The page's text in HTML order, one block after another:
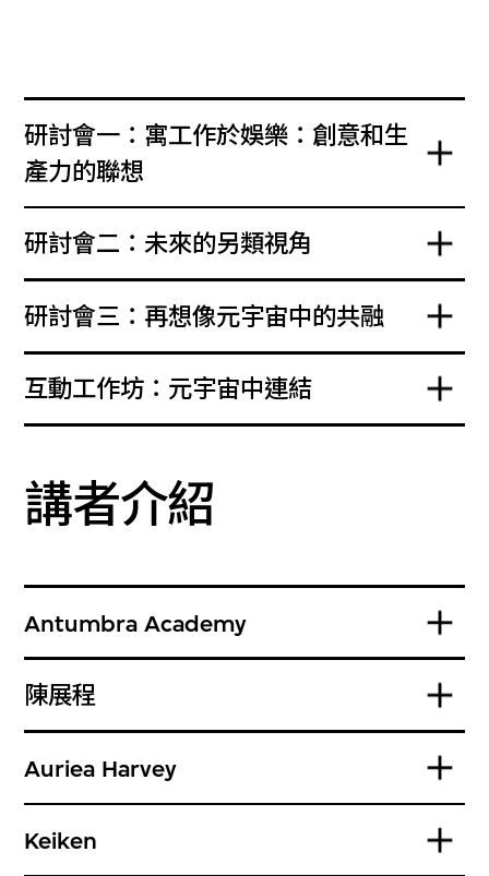
研討會一：寓工作於娛樂：創意和生
產力的聯想
研討會二：未來的另類視角
研討會三：再想像元宇宙中的共融
互動工作坊：元宇宙中連結
講者介紹
Antumbra Academy
陳展程
Auriea Harvey
Keiken